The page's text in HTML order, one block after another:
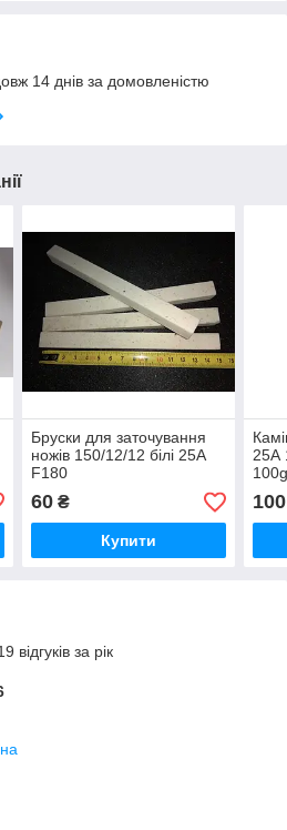
14 днів за домовленістю
Бруски для заточування
ножів 150/12/12 білі 25А
F180
60₴
Купити
25А
100
відгуків за рік